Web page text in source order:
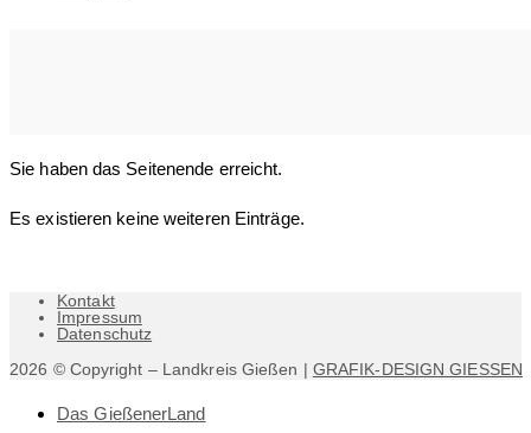
Sie haben das Seitenende erreicht.
Es existieren keine weiteren Einträge.
Kontakt
Impressum
Datenschutz
2026 © Copyright – Landkreis Gießen | GRAFIK-DESIGN GIESSEN
Das GießenerLand